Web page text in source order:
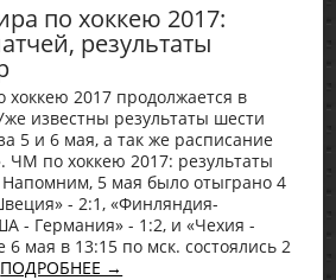
по хоккею 2017:
результаты
2017 продолжается в
известны результаты шести
5 и 6 мая, а так же расписание
ЧМ по хоккею 2017: результаты
5 мая было отыграно 4
- 2:1, «Финляндия-
- Германия» - 1:2, и «Чехия -
6 мая в 13:15 по мск. состоялись 2
ПОДРОБНЕЕ →